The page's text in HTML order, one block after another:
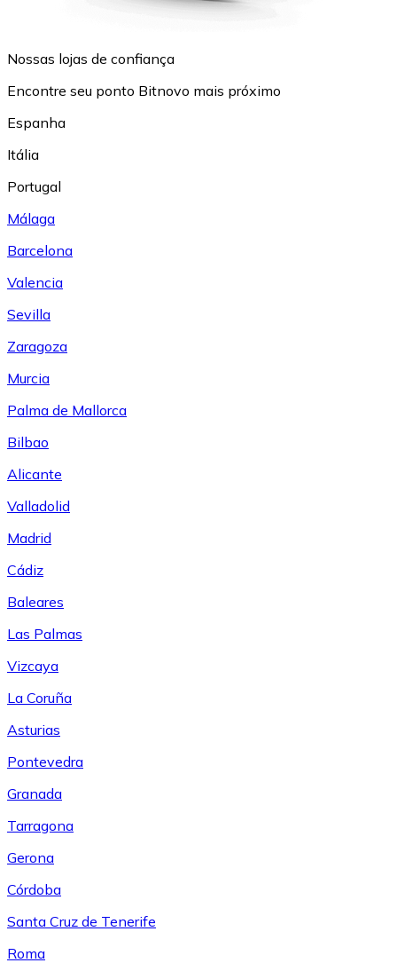
Nossas lojas de confiança
Encontre seu ponto Bitnovo mais próximo
Espanha
Itália
Portugal
Málaga
Barcelona
Valencia
Sevilla
Zaragoza
Murcia
Palma de Mallorca
Bilbao
Alicante
Valladolid
Madrid
Cádiz
Baleares
Las Palmas
Vizcaya
La Coruña
Asturias
Pontevedra
Granada
Tarragona
Gerona
Córdoba
Santa Cruz de Tenerife
Roma